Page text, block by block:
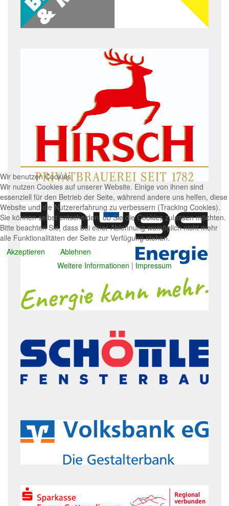
Wir benutzen Cookies
Wir nutzen Cookies auf unserer Website. Einige von ihnen sind
essenziell für den Betrieb der Seite, während andere uns helfen, diese
Website und die Nutzererfahrung zu verbessern (Tracking Cookies).
Sie können selbst entscheiden, ob Sie die Cookies zulassen möchten.
Bitte beachten Sie, dass bei einer Ablehnung womöglich nicht mehr
alle Funktionalitäten der Seite zur Verfügung stehen.
Akzeptieren
Ablehnen
Weitere Informationen | Impressum